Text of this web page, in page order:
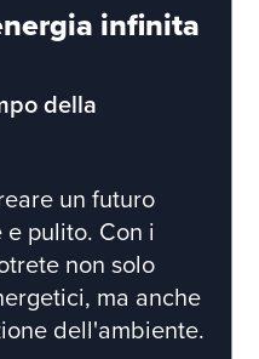
infinita
della
un futuro
pulito. Con i
non solo
ma anche
dell'ambiente.